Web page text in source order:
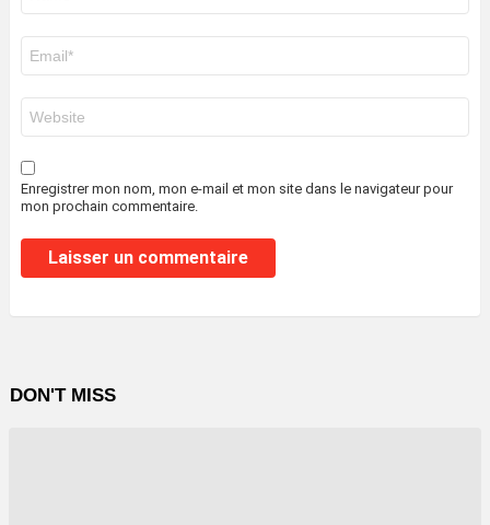
mail
*
web
Enregistrer mon nom, mon e-mail et mon site dans le navigateur pour
mon prochain commentaire.
DON'T MISS